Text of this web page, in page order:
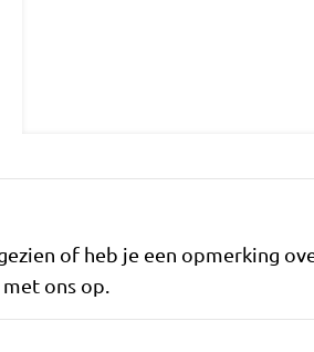
of heb je een opmerking
ons op.